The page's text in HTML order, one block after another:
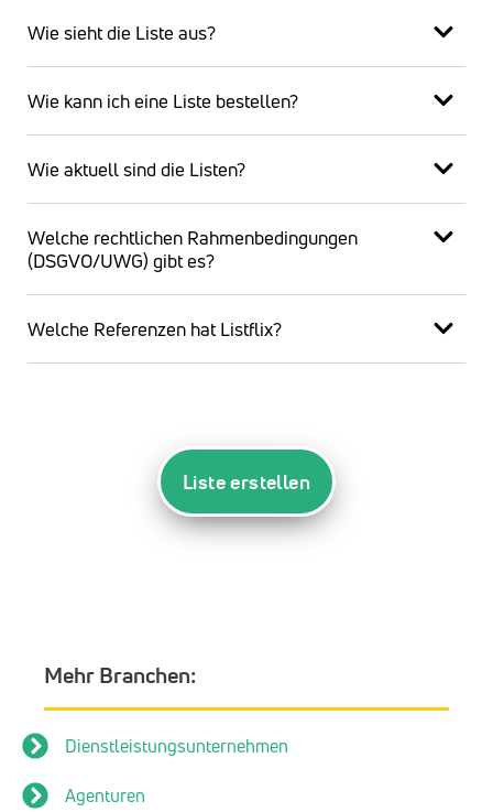
Wie sieht die Liste aus?
Wie kann ich eine Liste bestellen?
Wie aktuell sind die Listen?
Welche rechtlichen Rahmenbedingungen
(DSGVO/UWG) gibt es?
Welche Referenzen hat Listflix?
Liste erstellen
Mehr Branchen:
Dienstleistungsunternehmen
Agenturen